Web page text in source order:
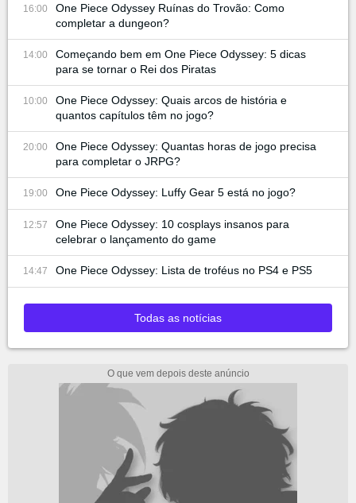
16:00
One Piece Odyssey Ruínas do Trovão: Como
completar a dungeon?
14:00
Começando bem em One Piece Odyssey: 5 dicas
para se tornar o Rei dos Piratas
10:00
One Piece Odyssey: Quais arcos de história e
quantos capítulos têm no jogo?
20:00
One Piece Odyssey: Quantas horas de jogo precisa
para completar o JRPG?
19:00 One Piece Odyssey: Luffy Gear 5 está no jogo?
12:57
One Piece Odyssey: 10 cosplays insanos para
celebrar o lançamento do game
14:47 One Piece Odyssey: Lista de troféus no PS4 e PS5
Todas as notícias